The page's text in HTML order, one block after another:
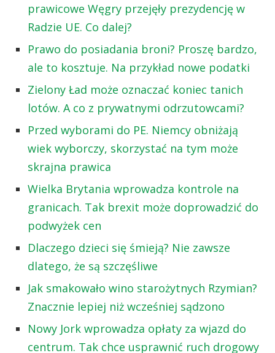
prawicowe Węgry przejęły prezydencję w
Radzie UE. Co dalej?
Prawo do posiadania broni? Proszę bardzo,
ale to kosztuje. Na przykład nowe podatki
Zielony Ład może oznaczać koniec tanich
lotów. A co z prywatnymi odrzutowcami?
Przed wyborami do PE. Niemcy obniżają
wiek wyborczy, skorzystać na tym może
skrajna prawica
Wielka Brytania wprowadza kontrole na
granicach. Tak brexit może doprowadzić do
podwyżek cen
Dlaczego dzieci się śmieją? Nie zawsze
dlatego, że są szczęśliwe
Jak smakowało wino starożytnych Rzymian?
Znacznie lepiej niż wcześniej sądzono
Nowy Jork wprowadza opłaty za wjazd do
centrum. Tak chce usprawnić ruch drogowy